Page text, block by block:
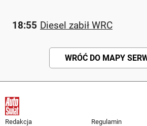
18:55 Diesel zabił WRC
WRÓĆ DO MAPY
Redakcja
Regulamin